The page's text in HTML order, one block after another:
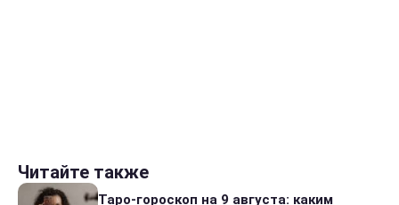
Читайте также
Таро-гороскоп на 9 августа: каким